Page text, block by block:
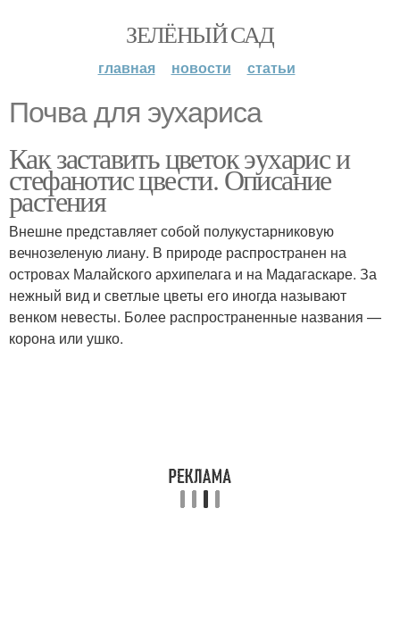
ЗЕЛЁНЫЙ САД
главная новости статьи
Почва для эухариса
Как заставить цветок эухарис и
стефанотис цвести. Описание
растения
Внешне представляет собой полукустарниковую
вечнозеленую лиану. В природе распространен на
островах Малайского архипелага и на Мадагаскаре. За
нежный вид и светлые цветы его иногда называют
венком невесты. Более распространенные названия —
корона или ушко.